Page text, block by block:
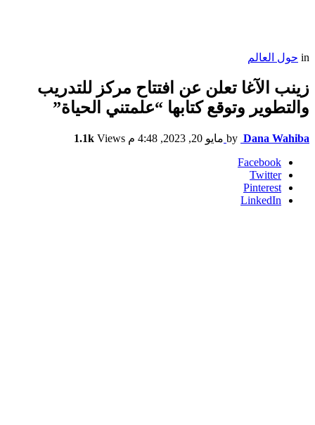
in حول العالم
زينب الآغا تعلن عن افتتاح مركز للتدريب
والتطوير وتوقع كتابها “علمتني الحياة”
by Dana Wahiba مايو 20, 2023, 4:48 م 1.1k Views
Facebook
Twitter
Pinterest
LinkedIn